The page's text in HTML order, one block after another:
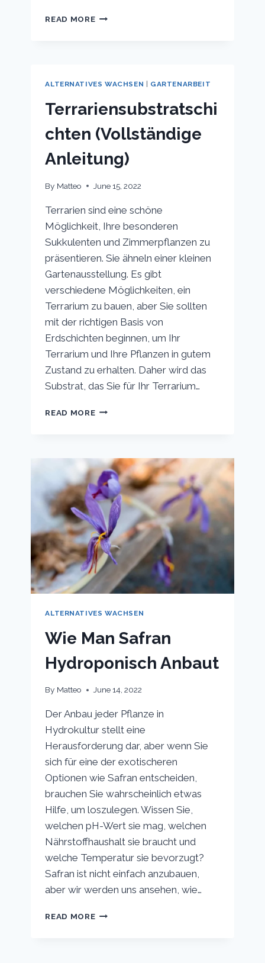
READ MOREDIE
ALTERNATIVES WACHSEN GARTENARBEIT
Terrariensubstratschi
chten (Vollständige
Anleitung)
By Matteo June 15, 2022
Terrarien sind eine schöne
Möglichkeit, Ihre besonderen
Sukkulenten und Zimmerpflanzen zu
präsentieren. Sie ähneln einer kleinen
Gartenausstellung. Es gibt
verschiedene Möglichkeiten, ein
Terrarium zu bauen, aber Sie sollten
mit der richtigen Basis von
Erdschichten beginnen, um Ihr
Terrarium und Ihre Pflanzen in gutem
Zustand zu erhalten. Daher wird das
Substrat, das Sie für Ihr Terrarium…
READ MORETERRARIENSUBSTRATSCHICHTEN
ALTERNATIVES WACHSEN
Wie Man Safran
Hydroponisch Anbaut
By Matteo June 14, 2022
Der Anbau jeder Pflanze in
Hydrokultur stellt eine
Herausforderung dar, aber wenn Sie
sich für eine der exotischeren
Optionen wie Safran entscheiden,
brauchen Sie wahrscheinlich etwas
Hilfe, um loszulegen. Wissen Sie,
welchen pH-Wert sie mag, welchen
Nährstoffhaushalt sie braucht und
welche Temperatur sie bevorzugt?
Safran ist nicht einfach anzubauen,
aber wir werden uns ansehen, wie…
READ MOREWIE